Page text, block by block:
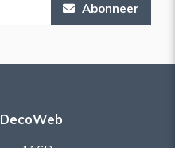
Abonneer